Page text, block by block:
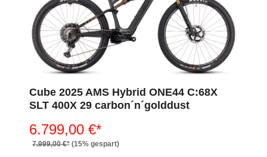
Cube 2025 AMS Hybrid ONE44 C:68X
SLT 400X 29 carbon´n´golddust
6.799,00 €*
7.999,00 €* (15% gespart)